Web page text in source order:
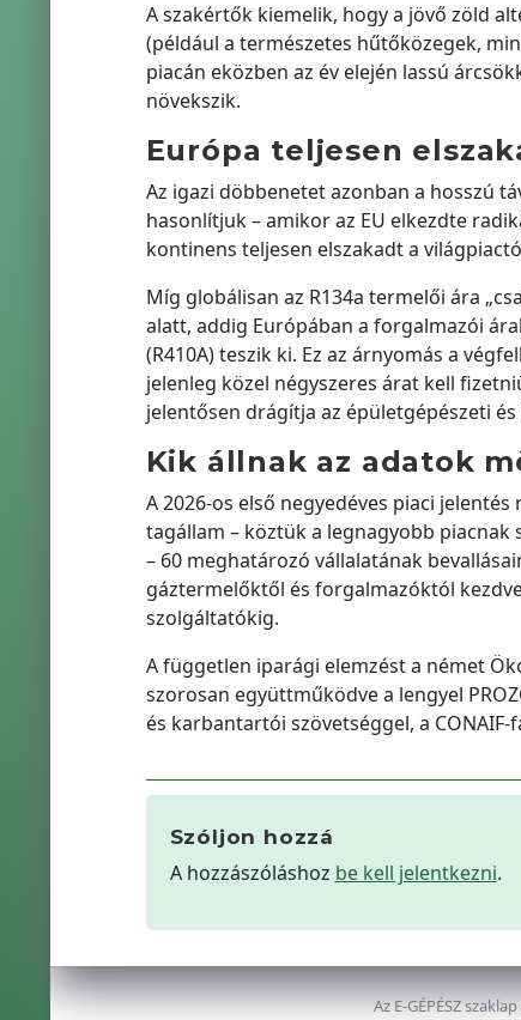
A szakértők kiemelik, hogy a jövő zöld
(például a természetes hűtőközegek,
piacán eközben az év elején lassú
növekszik.
Európa teljesen
Az igazi döbbenetet azonban a hosszú
hasonlítjuk – amikor az EU elkezdte
kontinens teljesen elszakadt a
Míg globálisan az R134a termelői ára
alatt, addig Európában a forgalmazói
(R410A) teszik ki. Ez az árnyomás a
jelenleg közel négyszeres árat kell
jelentősen drágítja az épületgépészeti
Kik állnak az adatok
A 2026-os első negyedéves piaci
tagállam – köztük a legnagyobb piacnak
– 60 meghatározó vállalatának
gáztermelőktől és forgalmazóktól
szolgáltatókig.
A független iparági elemzést a német
szorosan együttműködve a lengyel
és karbantartói szövetséggel, a CONAIF-
Szóljon hozzá
A hozzászóláshoz be kell jelentkezni.
Az E-GÉPÉSZ